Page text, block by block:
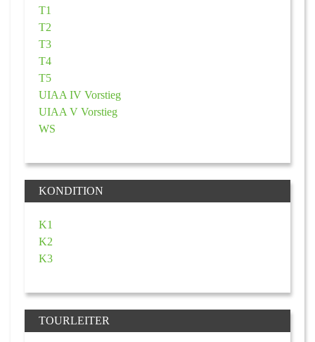
T1
T2
T3
T4
T5
UIAA IV Vorstieg
UIAA V Vorstieg
WS
KONDITION
K1
K2
K3
TOURLEITER